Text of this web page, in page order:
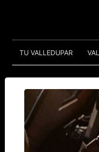
TU VALLEDUPAR